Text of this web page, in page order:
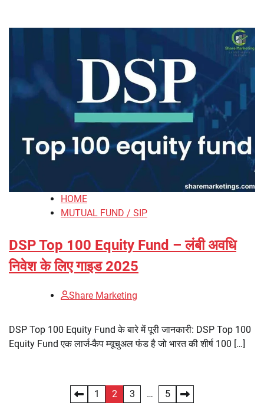
HOME
MUTUAL FUND / SIP
DSP Top 100 Equity Fund – लंबी अवधि
निवेश के लिए गाइड 2025
Share Marketing
DSP Top 100 Equity Fund के बारे में पूरी जानकारी: DSP Top 100
Equity Fund एक लार्ज-कैप म्यूचुअल फंड है जो भारत की शीर्ष 100 […]
1 2 3 … 5